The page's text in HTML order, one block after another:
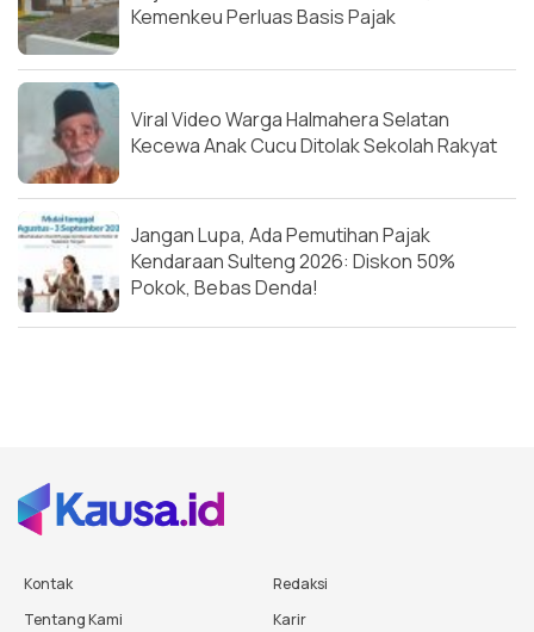
Kemenkeu Perluas Basis Pajak
Viral Video Warga Halmahera Selatan
Kecewa Anak Cucu Ditolak Sekolah Rakyat
Jangan Lupa, Ada Pemutihan Pajak
Kendaraan Sulteng 2026: Diskon 50%
Pokok, Bebas Denda!
Kontak
Redaksi
Tentang Kami
Karir